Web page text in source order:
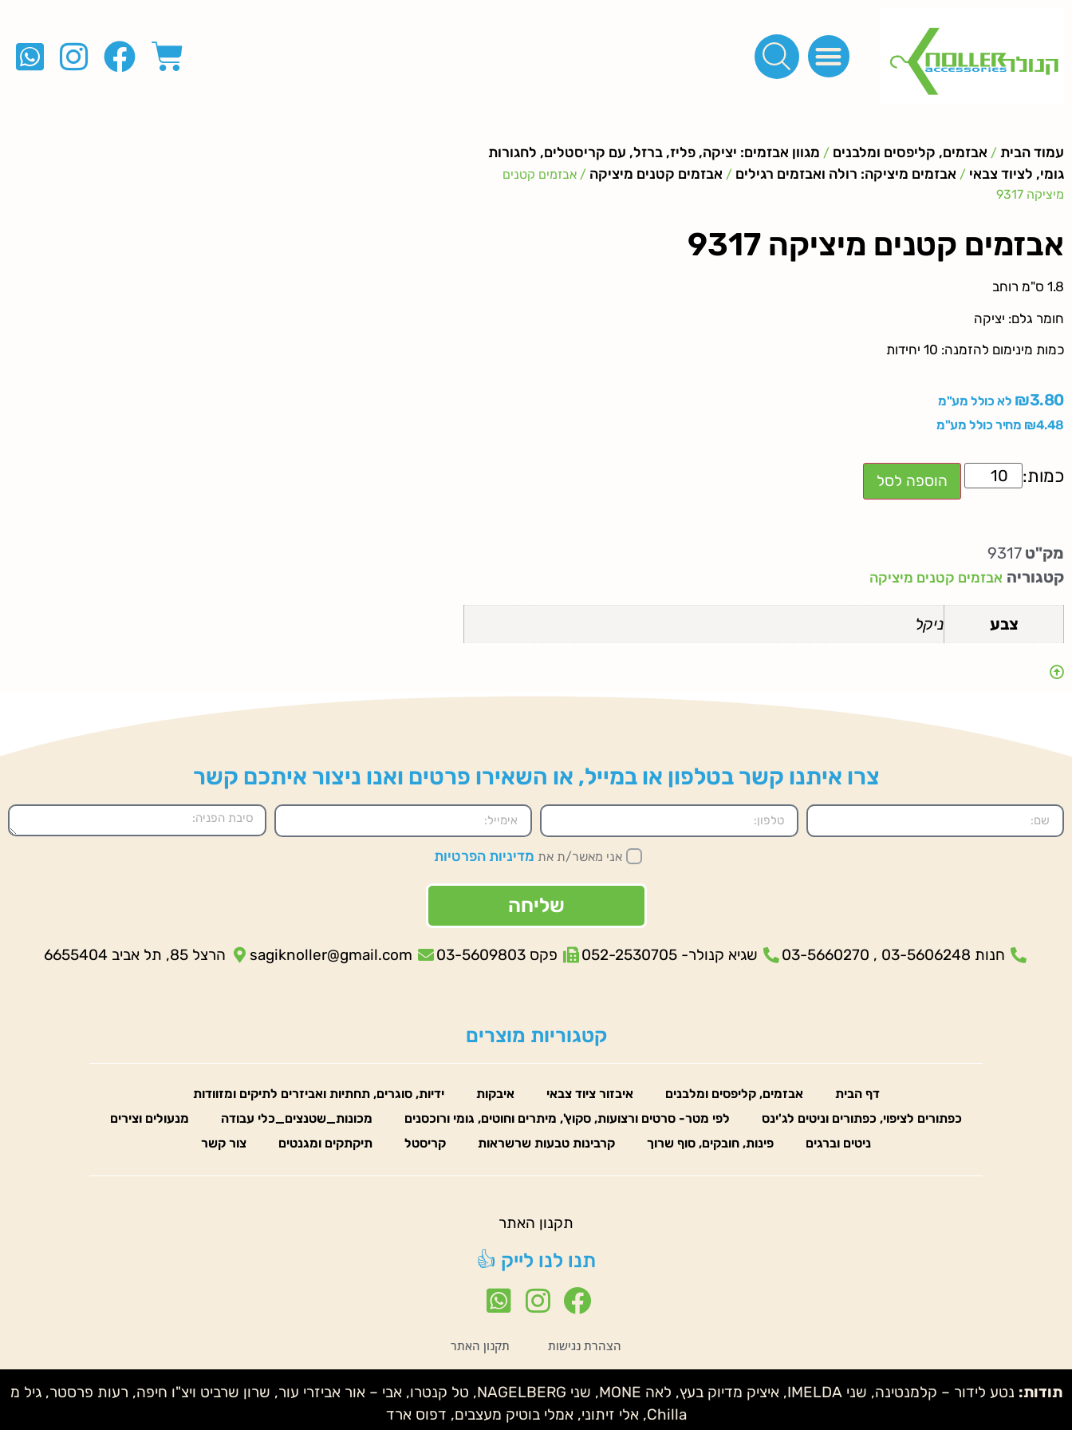
עמוד הבית / אבזמים, קליפסים ומלבנים / מגוון אבזמים: יציקה, פליז, ברזל, עם קריסטלים, לחגורות
גומי, לציוד צבאי / אבזמים מיציקה: רולה ואבזמים רגילים / אבזמים קטנים מיציקה / אבזמים קטנים
מיציקה 9317
אבזמים קטנים מיציקה 9317
1.8 ס"מ רוחב
חומר גלם: יציקה
כמות מינימום להזמנה: 10 יחידות
₪3.80
לא כולל מע"מ
₪4.48 מחיר כולל מע"מ
הוספה לסל
מק"ט 9317
קטגוריה אבזמים קטנים מיציקה
צבע ניקל
צרו איתנו קשר בטלפון או במייל, או השאירו פרטים ואנו ניצור איתכם קשר
אני מאשר/ת את מדיניות הפרטיות
שליחה
חנות 03-5606248 , 03-5660270 שגיא קנולר- 052-2530705 פקס 03-5609803 sagiknoller@gmail.com הרצל 85, תל אביב 6655404
קטגוריות מוצרים
דף הבית אבזמים, קליפסים ומלבנים איבזור ציוד צבאי איבקות
ידיות, סוגרים, תחתיות ואביזרים לתיקים ומזוודות
כפתורים לציפוי, כפתורים וניטים לג'ינס
לפי מטר- סרטים ורצועות, סקוץ', מיתרים וחוטים, גומי ורוכסנים מכונות_שטנצים_כלי עבודה
מנעולים וצירים
ניטים וברגים
פינות, חובקים, סוף שרוך קרבינות טבעות שרשראות קריסטל תיקתקים ומגנטים צור קשר
תקנון האתר
תנו לנו לייק 👍
הצהרת נגישות תקנון האתר
תודות:
נטע לידור – קלמנטינה, שני IMELDA, איציק מדיוק בעץ, לאה MONE, שני NAGELBERG, טל קנטרו, אבי – אור אביזרי עור, שרון שרביט ויצ"ו חיפה, רעות פרסטר, גיל מ
Chilla, אלי זיתוני, אמלי בוטיק מעצבים, דפוס ארד